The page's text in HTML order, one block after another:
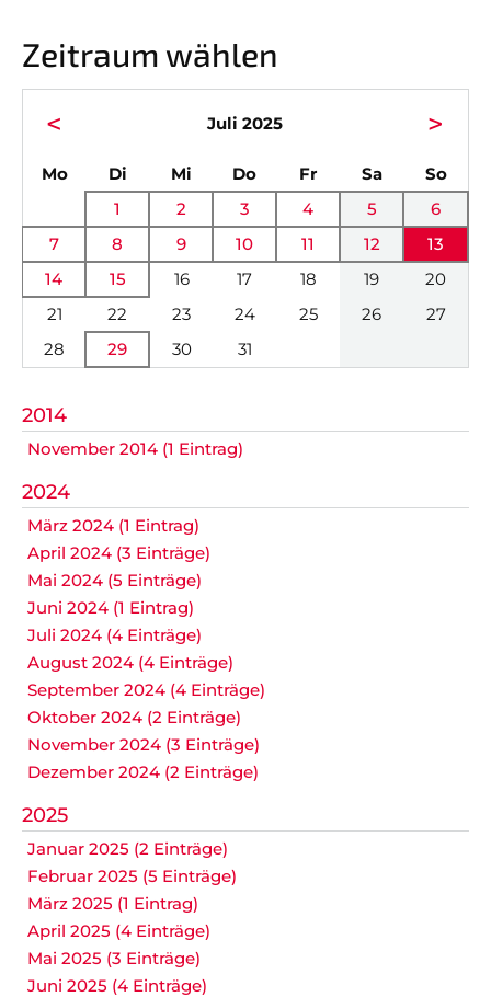
Zeitraum wählen
< Juli 2025 >
Montag Dienstag
Mittwoch
Donnerstag
Freitag SamstagSo
1
2 3 4 5
6
7
8 9 10 11 12
13
14
15 16 17 18 19
20
21
22 23 24 25 26
27
28
29 30 31
2014
November 2014 (1 Eintrag)
2024
März 2024 (1 Eintrag)
April 2024 (3 Einträge)
Mai 2024 (5 Einträge)
Juni 2024 (1 Eintrag)
Juli 2024 (4 Einträge)
August 2024 (4 Einträge)
September 2024 (4 Einträge)
Oktober 2024 (2 Einträge)
November 2024 (3 Einträge)
Dezember 2024 (2 Einträge)
2025
Januar 2025 (2 Einträge)
Februar 2025 (5 Einträge)
März 2025 (1 Eintrag)
April 2025 (4 Einträge)
Mai 2025 (3 Einträge)
Juni 2025 (4 Einträge)
Nicht das Richtige gefunden?
Bitte nehmen Sie Kontakt mit uns auf. Wir helfen
post@svo.germaringen.de
Navigation
überspringen
Anfahrt Impressum Datenschutz